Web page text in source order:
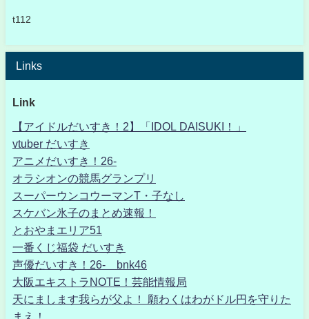
t112
Links
Link
【アイドルだいすき！2】「IDOL DAISUKI！」
vtuber だいすき
アニメだいすき！26-
オラシオンの競馬グランプリ
スーパーウンコウーマンT・子なし
スケバン氷子のまとめ速報！
とおやまエリア51
一番くじ福袋 だいすき
声優だいすき！26- bnk46
大阪エキストラNOTE！芸能情報局
天にまします我らが父よ！ 願わくはわがドル円を守りた
まえ！